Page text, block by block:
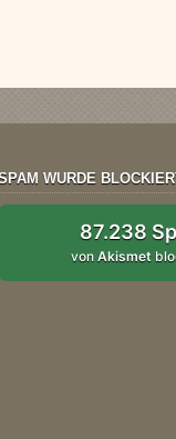
WURDE
87.238
vonAkismet